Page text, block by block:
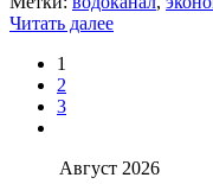
Читать далее
1
2
3
Август 2026